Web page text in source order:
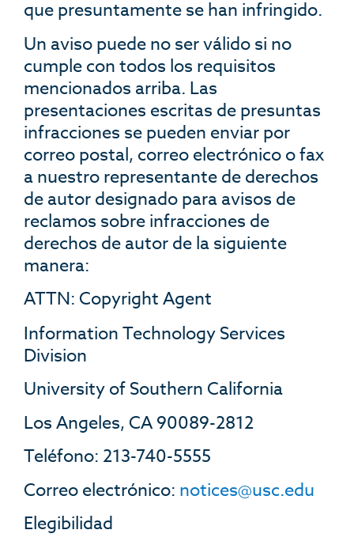
que presuntamente se han infringido.
Un aviso puede no ser válido si no
cumple con todos los requisitos
mencionados arriba. Las
presentaciones escritas de presuntas
infracciones se pueden enviar por
correo postal, correo electrónico o fax
a nuestro representante de derechos
de autor designado para avisos de
reclamos sobre infracciones de
derechos de autor de la siguiente
manera:
ATTN: Copyright Agent
Information Technology Services
Division
University of Southern California
Los Angeles, CA 90089-2812
Teléfono: 213-740-5555
Correo electrónico: notices@usc.edu
Elegibilidad